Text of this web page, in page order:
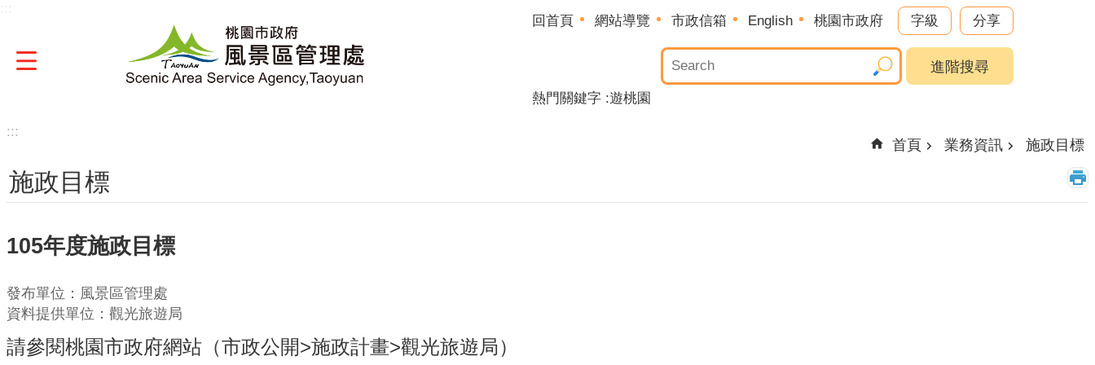
回首頁 網站導覽 市政信箱 English 桃園市政府 字級 分享
進階搜尋
熱門關鍵字 遊桃園
:::
首頁 業務資訊 施政目標
施政目標
105年度施政目標
發布單位：風景區管理處
資料提供單位：觀光旅遊局
請參閱桃園市政府網站（市政公開>施政計畫>觀光旅遊局 ）